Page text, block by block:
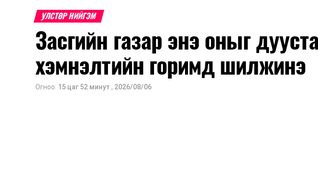
УЛСТӨР НИЙГЭМ
Засгийн газар энэ оныг
хэмнэлтийн горимд шилжинэ
Огноо: 15 цаг 52 минут , 2026/08/06